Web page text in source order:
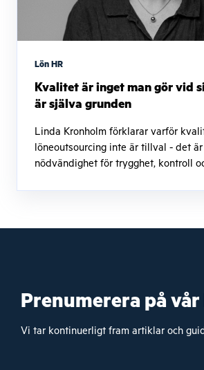
Lön HR
Kvalitet är inget man gör vid
är själva grunden
Linda Kronholm förklarar varför
löneoutsourcing inte är tillval - det
nödvändighet för trygghet, kontroll
Prenumerera på
Vi tar kontinuerligt fram artiklar och